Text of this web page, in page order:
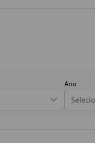
Ano